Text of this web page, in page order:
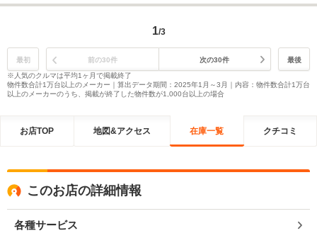
1/3
最初 前の30件 次の30件
最後
※人気のクルマは平均1ヶ月で掲載終了
物件数合計1万台以上のメーカー｜算出データ期間：2025年1月～3月｜内容：物件数合計1万台
以上のメーカーのうち、掲載が終了した物件数が1,000台以上の場合
お店TOP 地図&アクセス 在庫一覧 クチコミ
このお店の詳細情報
各種サービス